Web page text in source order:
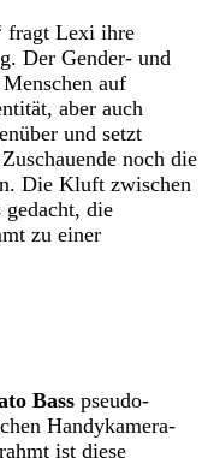
fragt Lexi ihre
Der Gender- und
auf
aber auch
und setzt
noch die
Die Kluft zwischen
die
zu einer
Bass pseudo-
Handykamera-
ist diese